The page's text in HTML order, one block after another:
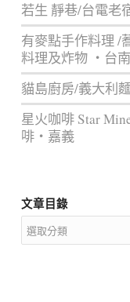
若生 靜巷/台電老
有麥點手作料理 /
料理及炸物 ‧台南
貓島廚房/義大利
星火咖啡 Star
啡‧嘉義
文章目錄
文
章